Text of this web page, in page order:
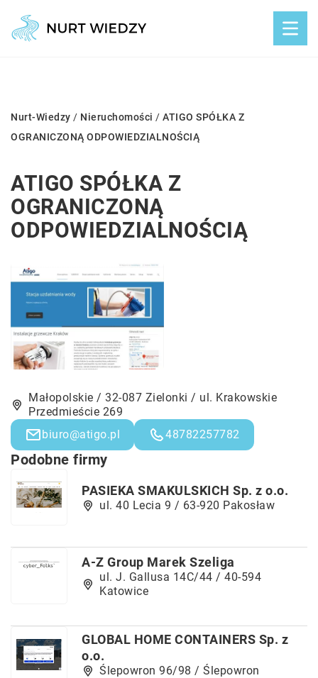
Nurt-Wiedzy / Nieruchomości / ATIGO SPÓŁKA Z
OGRANICZONĄ ODPOWIEDZIALNOŚCIĄ
ATIGO SPÓŁKA Z
OGRANICZONĄ
ODPOWIEDZIALNOŚCIĄ
Małopolskie / 32-087 Zielonki / ul. Krakowskie
Przedmieście 269
biuro@atigo.pl
48782257782
Podobne firmy
PASIEKA SMAKULSKICH Sp. z o.o.
ul. 40 Lecia 9 / 63-920 Pakosław
A-Z Group Marek Szeliga
ul. J. Gallusa 14C/44 / 40-594
Katowice
GLOBAL HOME CONTAINERS Sp. z
o.o.
Ślepowron 96/98 / Ślepowron